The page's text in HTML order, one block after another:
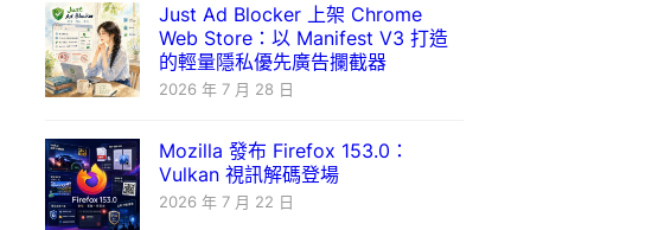
Just Ad Blocker 上架 Chrome
Web Store：以 Manifest V3 打造
的輕量隱私優先廣告攔截器
2026 年 7 月 28 日
Mozilla 發布 Firefox 153.0：
Vulkan 視訊解碼登場
2026 年 7 月 22 日